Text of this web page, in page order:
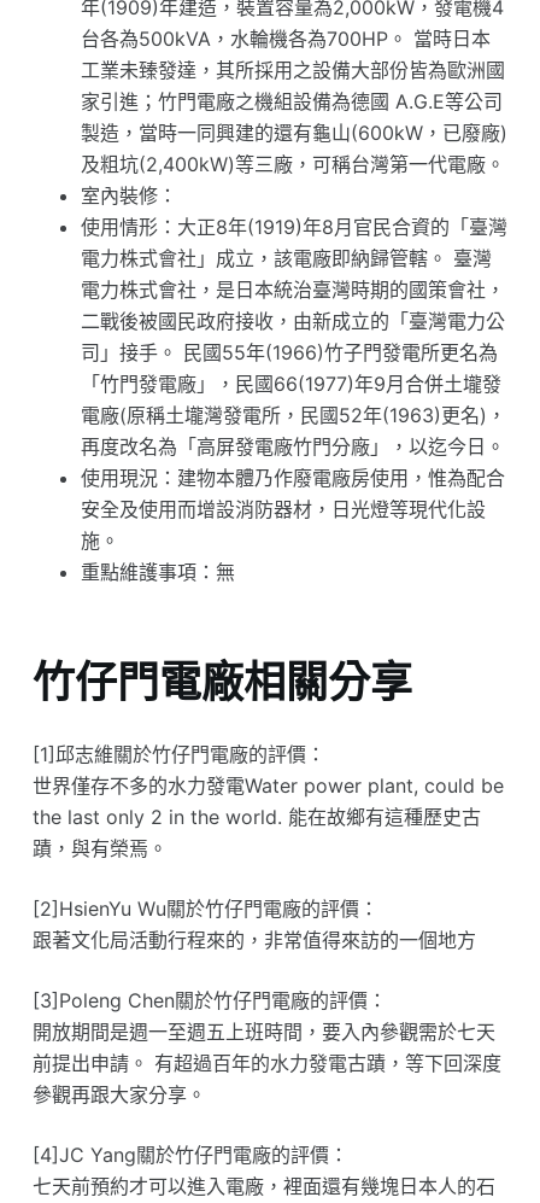
年(1909)年建造，裝置容量為2,000kW，發電機4
台各為500kVA，水輪機各為700HP。 當時日本
工業未臻發達，其所採用之設備大部份皆為歐洲國
家引進；竹門電廠之機組設備為德國 A.G.E等公司
製造，當時一同興建的還有龜山(600kW，已廢廠)
及粗坑(2,400kW)等三廠，可稱台灣第一代電廠。
室內裝修：
使用情形：大正8年(1919)年8月官民合資的「臺灣
電力株式會社」成立，該電廠即納歸管轄。 臺灣
電力株式會社，是日本統治臺灣時期的國策會社，
二戰後被國民政府接收，由新成立的「臺灣電力公
司」接手。 民國55年(1966)竹子門發電所更名為
「竹門發電廠」，民國66(1977)年9月合併土壠發
電廠(原稱土壠灣發電所，民國52年(1963)更名)，
再度改名為「高屏發電廠竹門分廠」，以迄今日。
使用現況：建物本體乃作廢電廠房使用，惟為配合
安全及使用而增設消防器材，日光燈等現代化設
施。
重點維護事項：無
竹仔門電廠相關分享
[1]邱志維關於竹仔門電廠的評價：
世界僅存不多的水力發電Water power plant, could be
the last only 2 in the world. 能在故鄉有這種歷史古
蹟，與有榮焉。
[2]HsienYu Wu關於竹仔門電廠的評價：
跟著文化局活動行程來的，非常值得來訪的一個地方
[3]Poleng Chen關於竹仔門電廠的評價：
開放期間是週一至週五上班時間，要入內參觀需於七天
前提出申請。 有超過百年的水力發電古蹟，等下回深度
參觀再跟大家分享。
[4]JC Yang關於竹仔門電廠的評價：
七天前預約才可以進入電廠，裡面還有幾塊日本人的石